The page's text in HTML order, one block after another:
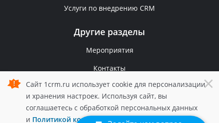
Сайт 1crm.ru использует cookie для персонализации
и хранения настроек. Используя сайт, вы
соглашаетесь с обработкой персональных данных
и Политикой конфиденциальности
×
Услуги по внедрению CRM
Другие разделы
Мероприятия
Контакты
Политика конфиденциальности
© 2006 — 2026 1С-Рарус.
Все права защищены.